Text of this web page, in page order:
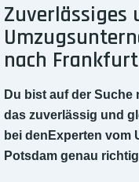
Zuverlässiges
nach
Du bist auf der
das zuverlässig und
bei denExperten vom
Potsdam genau